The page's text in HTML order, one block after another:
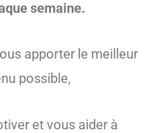
semaine.
apporter le meilleur
possible,
et vous aider à